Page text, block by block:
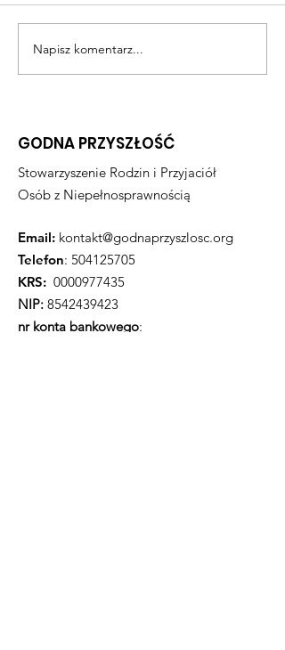
Napisz komentarz...
GODNA PRZYSZŁOŚĆ
Stowarzyszenie Rodzin i Przyjaciół
Osób z Niepełnosprawnością
Email: kontakt@godnaprzyszlosc.org
Telefon: 504125705
KRS: 0000977435
NIP: 8542439423
nr konta bankowego: